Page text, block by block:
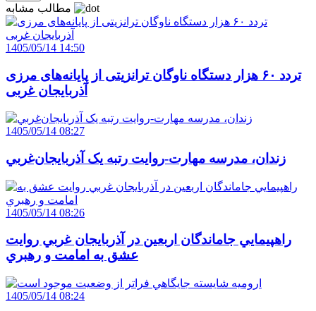
1405/05/14 14:50
تردد ۶۰ هزار دستگاه ناوگان ترانزیتی از پایانه‌های مرزی
آذربایجان ‌غربی
1405/05/14 08:27
زندان، مدرسه مهارت-روايت رتبه يک آذربايجان‌غربي
1405/05/14 08:26
راهپيمايي جاماندگان اربعين در آذربايجان غربي روايت
عشق به امامت و رهبري
1405/05/14 08:24